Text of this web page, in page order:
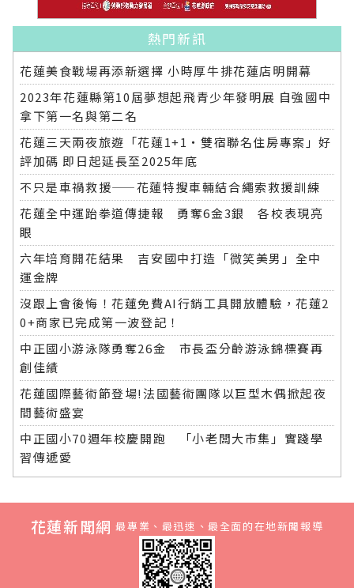
熱門新訊
花蓮美食戰場再添新選擇 小時厚牛排花蓮店明開幕
2023年花蓮縣第10屆夢想起飛青少年發明展 自強國中
拿下第一名與第二名
花蓮三天兩夜旅遊「花蓮1+1‧雙宿聯名住房專案」好
評加碼 即日起延長至2025年底
不只是車禍救援——花蓮特搜車輛結合繩索救援訓練
花蓮全中運跆拳道傳捷報 勇奪6金3銀 各校表現亮
眼
六年培育開花結果 吉安國中打造「微笑美男」全中
運金牌
沒跟上會後悔！花蓮免費AI行銷工具開放體驗，花蓮2
0+商家已完成第一波登記！
中正國小游泳隊勇奪26金 市長盃分齡游泳錦標賽再
創佳績
花蓮國際藝術節登場!法國藝術團隊以巨型木偶掀起夜
間藝術盛宴
中正國小70週年校慶開跑 「小老闆大市集」實踐學
習傳遞愛
花蓮新聞網 最專業、最迅速、最全面的在地新聞報導